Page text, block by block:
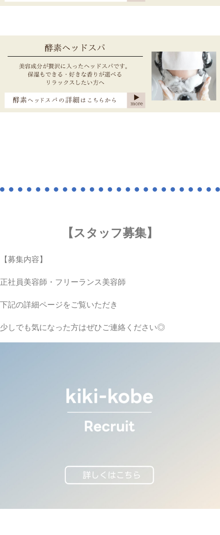
【スタッフ募集】
【募集内容】
正社員美容師・フリーランス美容師
下記の詳細ページをご覧いただき
少しでも気になった方はぜひご連絡ください◎